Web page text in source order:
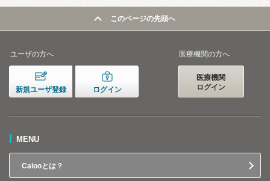
このページの先頭へ
ユーザの方へ
新規ユーザ登録 ログイン
医療機関の方へ
医療機関
ログイン
MENU
Calooとは？